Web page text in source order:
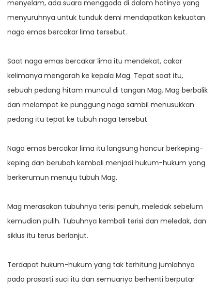
menyelam, ada suara menggoda di dalam hatinya yang
menyuruhnya untuk tunduk demi mendapatkan kekuatan
naga emas bercakar lima tersebut.
Saat naga emas bercakar lima itu mendekat, cakar
kelimanya mengarah ke kepala Mag. Tepat saat itu,
sebuah pedang hitam muncul di tangan Mag. Mag berbalik
dan melompat ke punggung naga sambil menusukkan
pedang itu tepat ke tubuh naga tersebut.
Naga emas bercakar lima itu langsung hancur berkeping-
keping dan berubah kembali menjadi hukum-hukum yang
berkerumun menuju tubuh Mag.
Mag merasakan tubuhnya terisi penuh, meledak sebelum
kemudian pulih. Tubuhnya kembali terisi dan meledak, dan
siklus itu terus berlanjut.
Terdapat hukum-hukum yang tak terhitung jumlahnya
pada prasasti suci itu dan semuanya berhenti berputar